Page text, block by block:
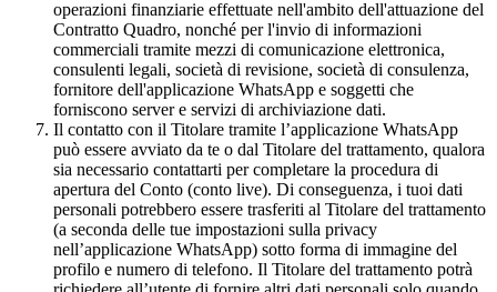
operazioni finanziarie effettuate nell'ambito dell'attuazione del
Contratto Quadro, nonché per l'invio di informazioni
commerciali tramite mezzi di comunicazione elettronica,
consulenti legali, società di revisione, società di consulenza,
fornitore dell'applicazione WhatsApp e soggetti che
forniscono server e servizi di archiviazione dati.
Il contatto con il Titolare tramite l’applicazione WhatsApp
può essere avviato da te o dal Titolare del trattamento, qualora
sia necessario contattarti per completare la procedura di
apertura del Conto (conto live). Di conseguenza, i tuoi dati
personali potrebbero essere trasferiti al Titolare del trattamento
(a seconda delle tue impostazioni sulla privacy
nell’applicazione WhatsApp) sotto forma di immagine del
profilo e numero di telefono. Il Titolare del trattamento potrà